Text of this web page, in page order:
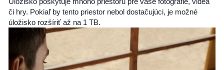
či hry. Pokiaľ by tento priestor nebol dostačujúci, je možné
úložisko rozšíriť až na 1 TB.